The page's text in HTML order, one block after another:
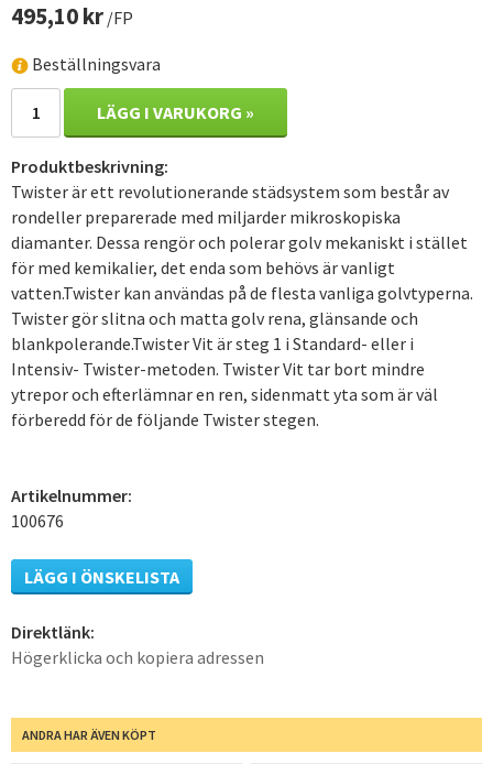
495,10 kr /FP
Beställningsvara
LÄGG I VARUKORG »
Produktbeskrivning:
Twister är ett revolutionerande städsystem som består av
rondeller preparerade med miljarder mikroskopiska
diamanter. Dessa rengör och polerar golv mekaniskt i stället
för med kemikalier, det enda som behövs är vanligt
vatten.Twister kan användas på de flesta vanliga golvtyperna.
Twister gör slitna och matta golv rena, glänsande och
blankpolerande.Twister Vit är steg 1 i Standard- eller i
Intensiv- Twister-metoden. Twister Vit tar bort mindre
ytrepor och efterlämnar en ren, sidenmatt yta som är väl
förberedd för de följande Twister stegen.
Artikelnummer:
100676
LÄGG I ÖNSKELISTA
Direktlänk:
Högerklicka och kopiera adressen
ANDRA HAR ÄVEN KÖPT